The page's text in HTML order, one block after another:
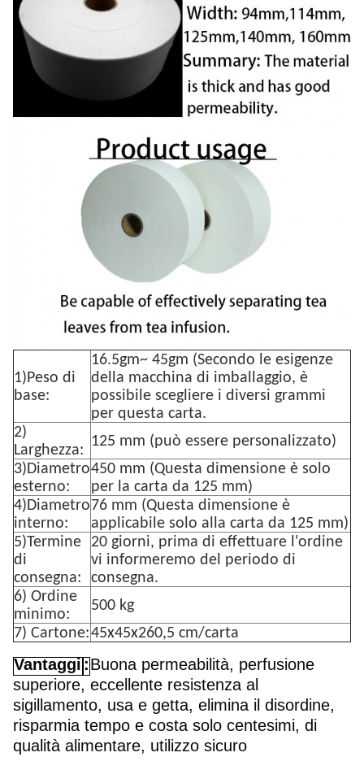
1)Peso di
base:
16.5gm~ 45gm (Secondo le esigenze
della macchina di imballaggio, è
possibile scegliere i diversi grammi
per questa carta.
2)
Larghezza:
125 mm (può essere personalizzato)
3)Diametro
esterno:
450 mm (Questa dimensione è solo
per la carta da 125 mm)
4)Diametro
interno:
76 mm (Questa dimensione è
applicabile solo alla carta da 125 mm)
5)Termine
di
consegna:
20 giorni, prima di effettuare l'ordine
vi informeremo del periodo di
consegna.
6) Ordine
minimo:
500 kg
7) Cartone:45x45x260,5 cm/carta
Vantaggi :Buona permeabilità, perfusione
superiore, eccellente resistenza al
sigillamento, usa e getta, elimina il disordine,
risparmia tempo e costa solo centesimi, di
qualità alimentare, utilizzo sicuro